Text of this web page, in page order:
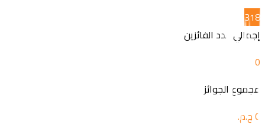
318
إجمالي عدد الفائزين
0
مجموع الجوائز